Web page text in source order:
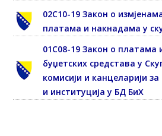
02С10-19 Закон о
платама и накнадама у
01С08-19 Закон о платама
буџетских средстава у
комисији и канцеларији за
и институција у БД БиХ